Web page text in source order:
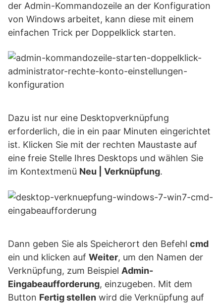
der Admin-Kommandozeile an der Konfiguration
von Windows arbeitet, kann diese mit einem
einfachen Trick per Doppelklick starten.
Dazu ist nur eine Desktopverknüpfung
erforderlich, die in ein paar Minuten eingerichtet
ist. Klicken Sie mit der rechten Maustaste auf
eine freie Stelle Ihres Desktops und wählen Sie
im Kontextmenü Neu | Verknüpfung.
Dann geben Sie als Speicherort den Befehl cmd
ein und klicken auf Weiter, um den Namen der
Verknüpfung, zum Beispiel Admin-
Eingabeaufforderung, einzugeben. Mit dem
Button Fertig stellen wird die Verknüpfung auf